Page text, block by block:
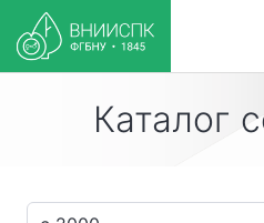
Каталог